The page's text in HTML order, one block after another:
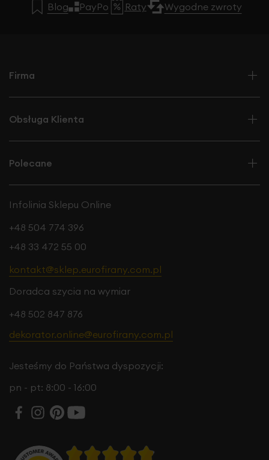
Blog PayPo Raty Wygodne zwroty
Firma
Obsługa Klienta
Polecane
Infolinia Sklepu Online
+48 504 774 396
+48 33 472 55 00
kontakt@sklep.eurofirany.com.pl
Doradca szycia na wymiar
+48 502 847 876
dekorator.online@eurofirany.com.pl
Jesteśmy do Państwa dyspozycji:
pn - pt: 8:00 - 16:00